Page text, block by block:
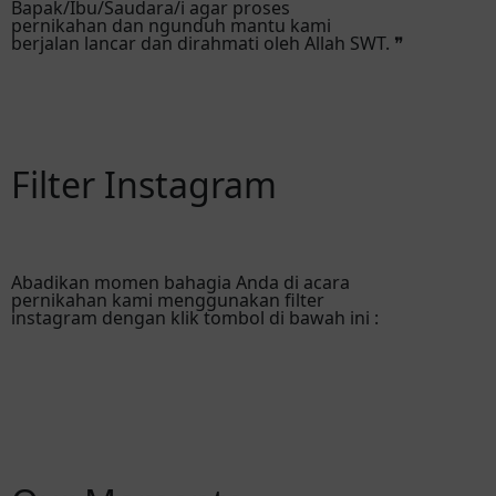
Bapak/Ibu/Saudara/i agar proses
pernikahan dan ngunduh mantu kami
berjalan lancar dan dirahmati oleh Allah SWT. ❞
Filter Instagram
Abadikan momen bahagia Anda di acara
pernikahan kami menggunakan filter
instagram dengan klik tombol di bawah ini :